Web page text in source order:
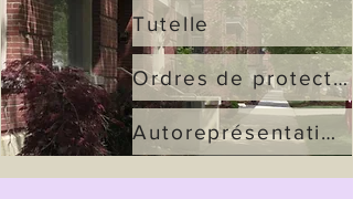
Tutelle
Ordres de protection
Autoreprésentation